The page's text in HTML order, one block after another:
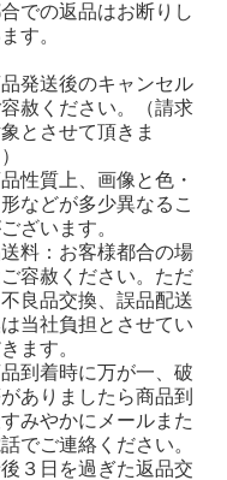
での返品はお断りし
す。
品発送後のキャンセル
赦ください。（請求
とさせて頂きま
品性質上、画像と色・
などが多少異なるこ
ざいます。
料：お客様都合の場
容赦ください。ただ
不良品交換、誤品配送
当社負担とさせてい
ます。
品到着時に万が一、破
ありましたら商品到
みやかにメールまた
でご連絡ください。
３日を過ぎた返品交